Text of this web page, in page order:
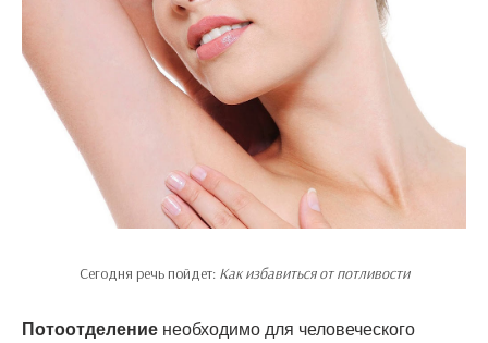
Сегодня речь пойдет: Как избавиться от потливости
Потоотделение необходимо для человеческого